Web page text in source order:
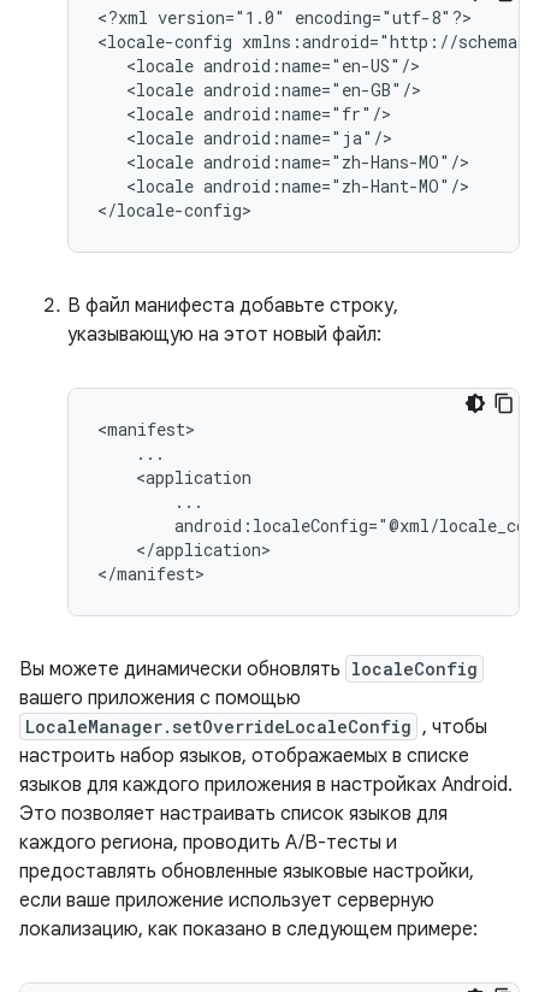
<?xml version="1.0"
encoding="utf-8"?>
<locale-config
<locale
<locale
<locale
<locale
<locale
<locale android:name="zh-Hant-MO"/>
В файл манифеста добавьте строку,
указывающую на этот новый файл:
</application>
Вы можете динамически обновлять localeConfig
вашего приложения с помощью
LocaleManager.setOverrideLocaleConfig , чтобы
настроить набор языков, отображаемых в списке
языков для каждого приложения в настройках Android.
Это позволяет настраивать список языков для
каждого региона, проводить A/B-тесты и
предоставлять обновленные языковые настройки,
если ваше приложение использует серверную
локализацию, как показано в следующем примере: